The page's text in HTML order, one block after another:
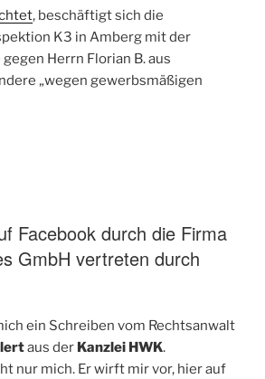
, beschäftigt sich die
K3 in Amberg mit der
Herrn Florian B. aus
„wegen gewerbsmäßigen
Facebook durch die Firma
GmbH vertreten durch
ein Schreiben vom Rechtsanwalt
aus der Kanzlei HWK.
nur mich. Er wirft mir vor, hier auf